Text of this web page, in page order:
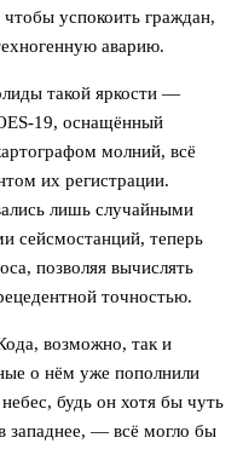
успокоить граждан,
аварию.
такой яркости —
19, оснащённый
молний, всё
их регистрации.
лишь случайными
сейсмостанций, теперь
позволяя вычислять
точностью.
возможно, так и
о нём уже пополнили
будь он хотя бы чуть
западнее, — всё могло бы